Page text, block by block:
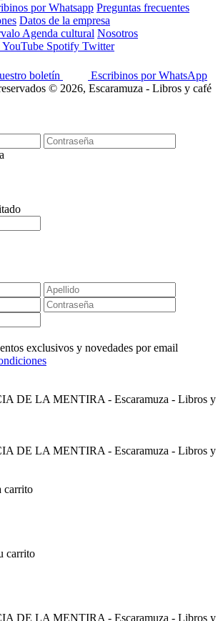
por Whatsapp Preguntas frecuentes
Datos de la empresa
Agenda cultural Nosotros
YouTube Spotify Twitter
boletín
Escribinos por WhatsApp
© 2026, Escaramuza - Libros y café
exclusivos y novedades por email
carrito
carrito